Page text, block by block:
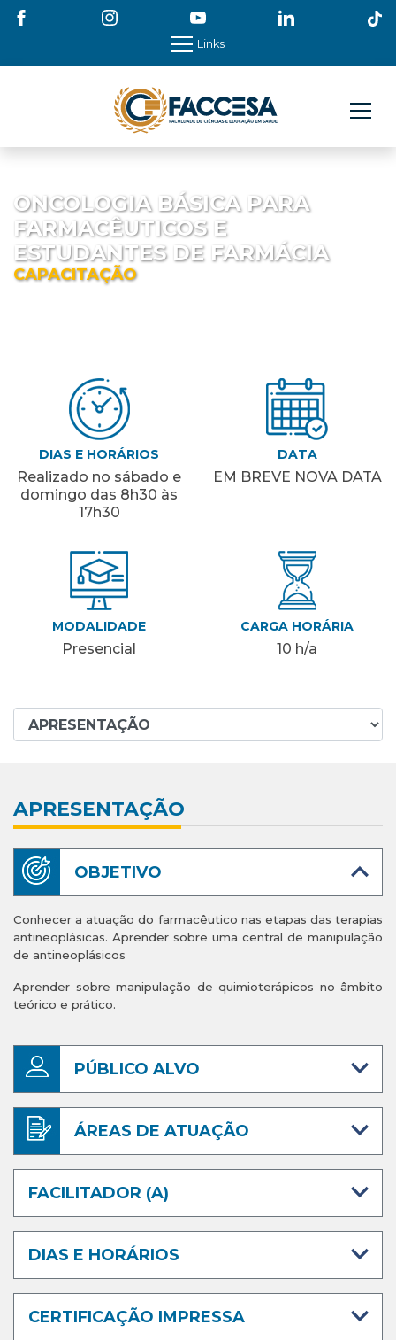
Links
ONCOLOGIA BÁSICA PARA
FARMACÊUTICOS E
ESTUDANTES DE FARMÁCIA
CAPACITAÇÃO
DIAS E HORÁRIOS
Realizado no sábado e
domingo das 8h30 às
17h30
DATA
EM BREVE NOVA DATA
MODALIDADE
Presencial
CARGA HORÁRIA
10 h/a
APRESENTAÇÃO
OBJETIVO
Conhecer a atuação do farmacêutico nas etapas das terapias
antineoplásicas. Aprender sobre uma central de manipulação
de antineoplásicos
Aprender sobre manipulação de quimioterápicos no âmbito
teórico e prático.
PÚBLICO ALVO
ÁREAS DE ATUAÇÃO
FACILITADOR (A)
DIAS E HORÁRIOS
CERTIFICAÇÃO IMPRESSA